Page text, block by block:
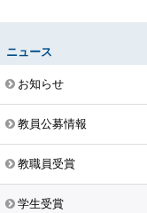
ニュース
お知らせ
教員公募情報
教職員受賞
学生受賞